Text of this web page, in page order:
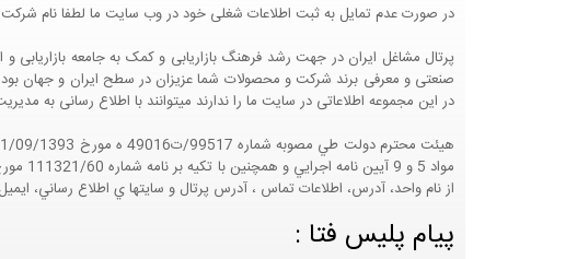
در صورت عدم تمایل به ثبت اطلاعات شغلی خود در وب سایت ما لطفا نام
صنعتی و معرفی برند شرکت و محصولات شما عزیزان در سطح ایران و جهان
در این مجموعه اطلاعاتی در سایت ما را ندارند میتوانند با اطلاع رسانی به
از نام واحد، آدرس، اطلاعات تماس ، آدرس پرتال و سايتها ي اطلاع رساني،
پیام پلیس فتا :